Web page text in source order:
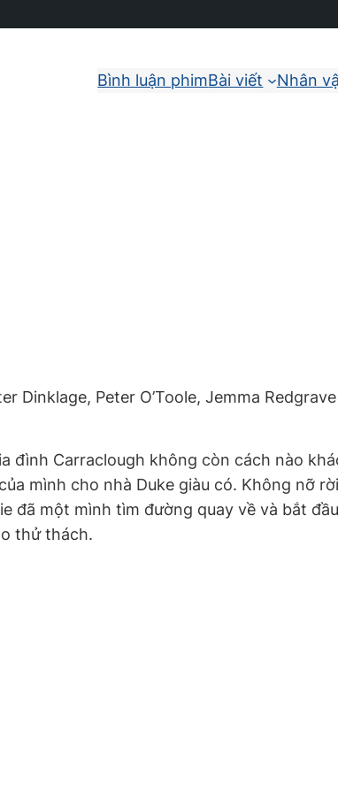
Bình luận phimBài viết Nhân
Dinklage, Peter O’Toole, Jemma Redgrave
đình Carraclough không còn cách nào
mình cho nhà Duke giàu có. Không nỡ
đã một mình tìm đường quay về và bắt
thử thách.